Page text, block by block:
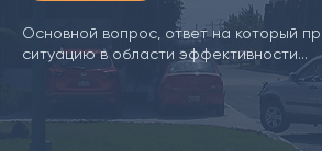
Основной вопрос, ответ на который
ситуацию в области эффективности...